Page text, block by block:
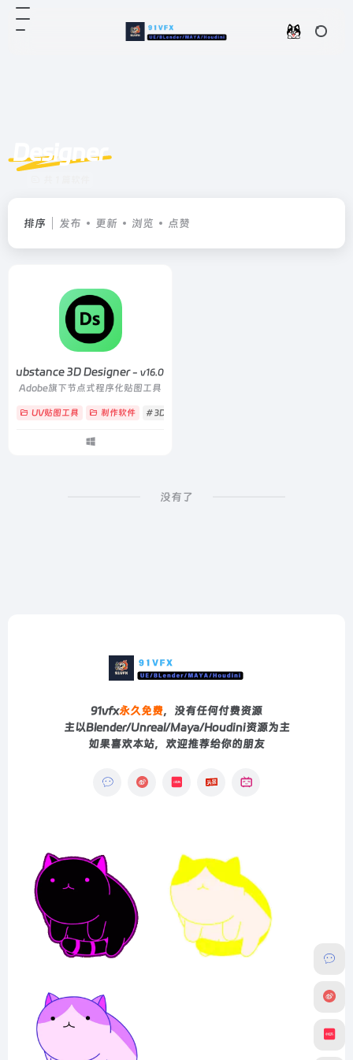
Designer
排序 发布 更新 浏览 点赞
Substance 3D Designer- v16.0.3
Adobe旗下节点式程序化贴图工具
UV贴图工具 制作软件 # 3D
没有了
91vfx永久免费，没有任何付费资源
主以Blender/Unreal/Maya/Houdini资源为主
如果喜欢本站，欢迎推荐给你的朋友